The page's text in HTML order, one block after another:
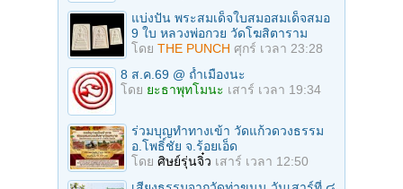
แบ่งปัน พระสมเด็จใบสมอสมเด็จสมอ
9 ใบ หลวงพ่อกวย วัดโฆสิตาราม
โดย THE PUNCH ศุกร์ เวลา 23:28
8 ส.ค.69 @ ถ้ำเมืองนะ
โดย ยะธาพุทโมนะ เสาร์ เวลา 19:34
ร่วมบุญทําทางเข้า วัดแก้วดวงธรรม
อ.โพธิ์ชัย จ.ร้อยเอ็ด
โดย ศิษย์รุ่นจิ๋ว เสาร์ เวลา 12:50